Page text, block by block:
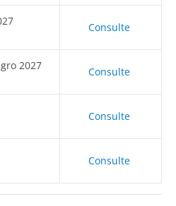
Consulte
2027 Consulte
Consulte
Consulte